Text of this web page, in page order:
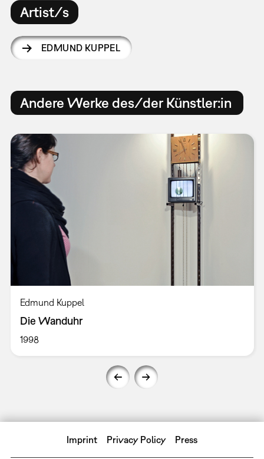
Artist/s
EDMUND KUPPEL
Andere Werke des/der Künstler:in
Edmund Kuppel
Die Wanduhr
1998
Imprint Privacy Policy Press